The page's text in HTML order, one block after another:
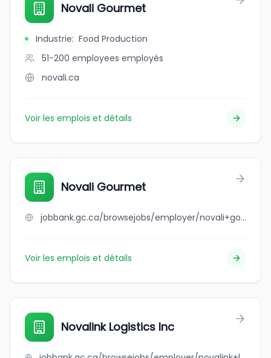
Novali Gourmet
Industrie: Food Production
51-200 employees employés
novali.ca
Voir les emplois et détails
Novali Gourmet
jobbank.gc.ca/browsejobs/employer/novali+gourmet/ca
Voir les emplois et détails
Novalink Logistics Inc